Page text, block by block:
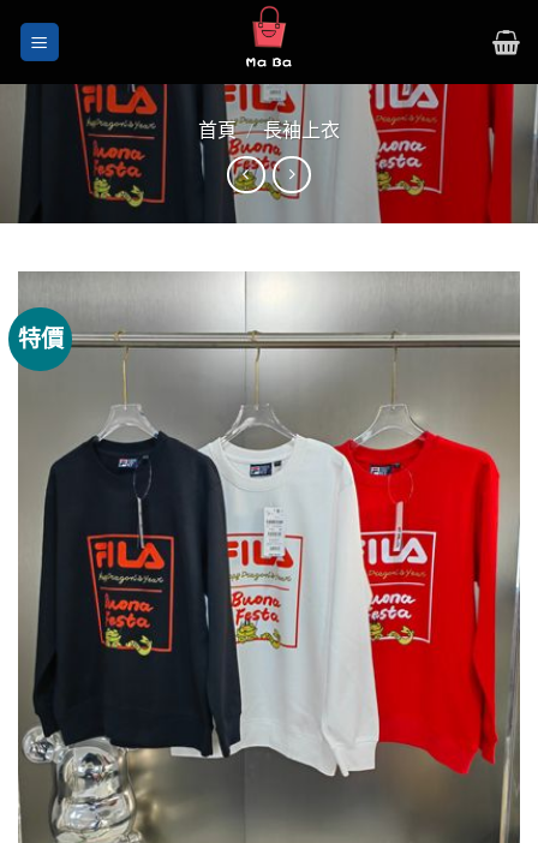
首頁 / 長袖上衣
特價